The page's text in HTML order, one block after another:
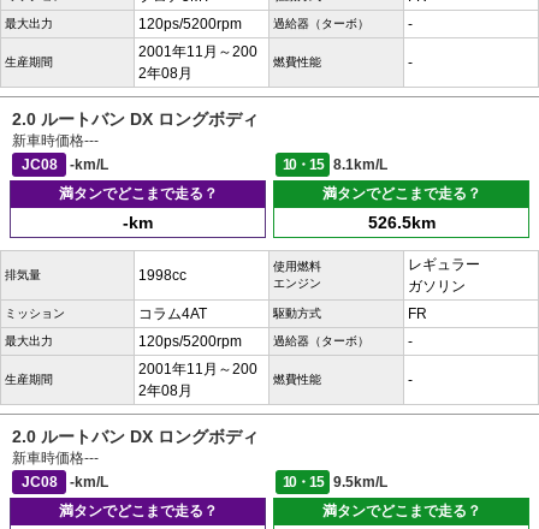
最大出力 120ps/5200rpm 過給器（ターボ） -
生産期間
2001年11月～200
2年08月
燃費性能 -
2.0 ルートバン DX ロングボディ
新車時価格---
JC08
-km/L 10・15
8.1km/L
満タンでどこまで走る？
-km
満タンでどこまで走る？
526.5km
排気量 1998cc
使用燃料
エンジン
レギュラー
ガソリン
ミッション コラム4AT 駆動方式 FR
最大出力 120ps/5200rpm 過給器（ターボ） -
生産期間
2001年11月～200
2年08月
燃費性能 -
2.0 ルートバン DX ロングボディ
新車時価格---
JC08
-km/L 10・15
9.5km/L
満タンでどこまで走る？
満タンでどこまで走る？